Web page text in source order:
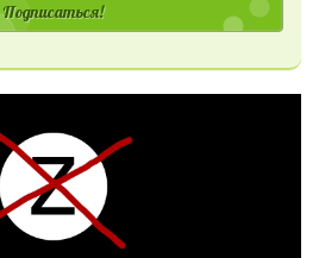
Подписаться!